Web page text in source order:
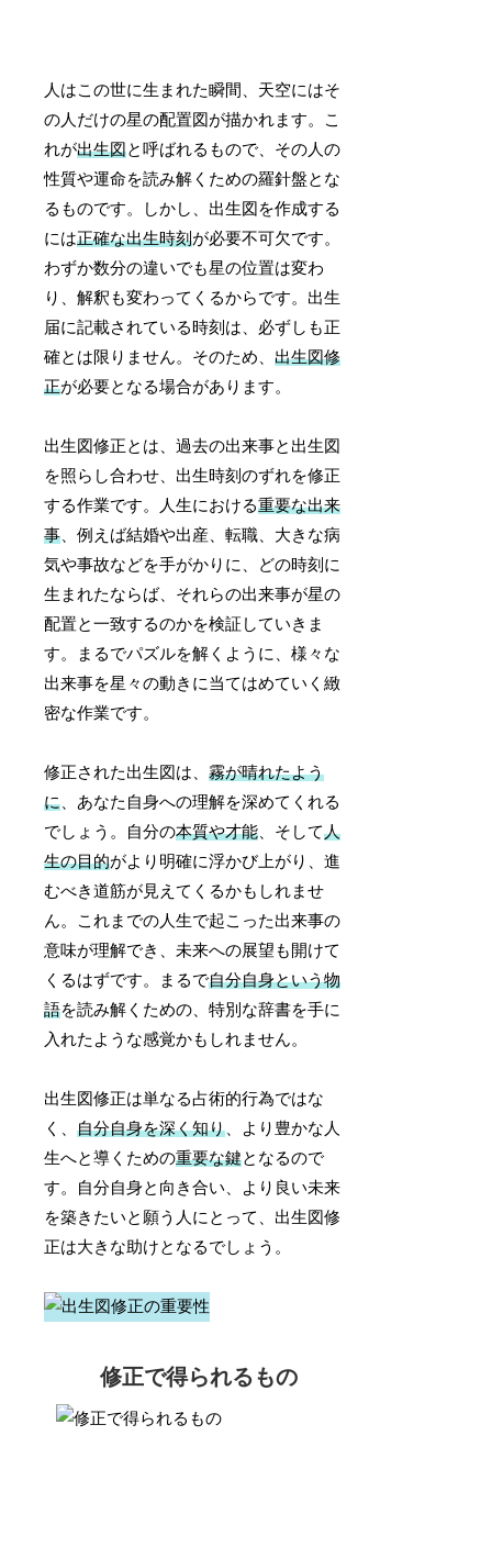
人はこの世に生まれた瞬間、天空にはそ
の人だけの星の配置図が描かれます。こ
れが出生図と呼ばれるもので、その人の
性質や運命を読み解くための羅針盤とな
るものです。しかし、出生図を作成する
には正確な出生時刻が必要不可欠です。
わずか数分の違いでも星の位置は変わ
り、解釈も変わってくるからです。出生
届に記載されている時刻は、必ずしも正
確とは限りません。そのため、出生図修
正が必要となる場合があります。
出生図修正とは、過去の出来事と出生図
を照らし合わせ、出生時刻のずれを修正
する作業です。人生における重要な出来
事 、例えば結婚や出産、転職、大きな病
気や事故などを手がかりに、どの時刻に
生まれたならば、それらの出来事が星の
配置と一致するのかを検証していきま
す。まるでパズルを解くように、様々な
出来事を星々の動きに当てはめていく緻
密な作業です。
修正された出生図は、霧が晴れたよう
に 、あなた自身への理解を深めてくれる
でしょう。自分の本質や才能 、そして人
生の目的がより明確に浮かび上がり、進
むべき道筋が見えてくるかもしれませ
ん。これまでの人生で起こった出来事の
意味が理解でき、未来への展望も開けて
くるはずです。まるで自分自身という物
語を読み解くための、特別な辞書を手に
入れたような感覚かもしれません。
出生図修正は単なる占術的行為ではな
く、自分自身を深く知り 、より豊かな人
生へと導くための重要な鍵となるので
す。自分自身と向き合い、より良い未来
を築きたいと願う人にとって、出生図修
正は大きな助けとなるでしょう。
修正で得られるもの